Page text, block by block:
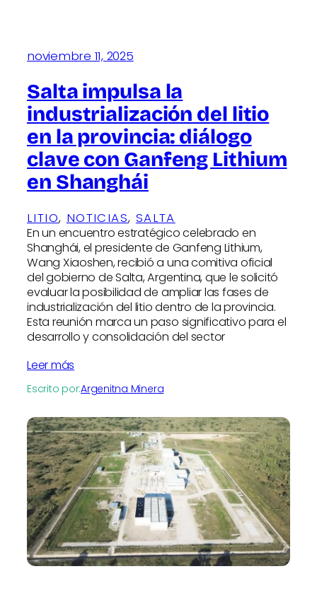
noviembre 11, 2025
Salta impulsa la
industrialización del litio
en la provincia: diálogo
clave con Ganfeng Lithium
en Shanghái
LITIO, NOTICIAS, SALTA
En un encuentro estratégico celebrado en
Shanghái, el presidente de Ganfeng Lithium,
Wang Xiaoshen, recibió a una comitiva oficial
del gobierno de Salta, Argentina, que le solicitó
evaluar la posibilidad de ampliar las fases de
industrialización del litio dentro de la provincia.
Esta reunión marca un paso significativo para el
desarrollo y consolidación del sector
Leer más
Escrito por:Argenitna Minera